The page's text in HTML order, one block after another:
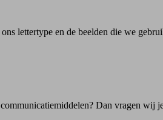
lettertype en de beelden die we
Dan vragen wij